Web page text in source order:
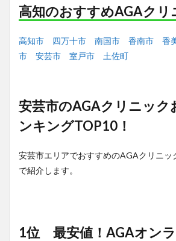
高知のおすすめAGAクリ
高知市 四万十市 南国市 香南市 香
市
安芸市 室戸市 土佐町
安芸市のAGAクリニック
ンキングTOP10！
安芸市エリアでおすすめのAGAクリニッ
で紹介します。
1位 最安値！AGAオン